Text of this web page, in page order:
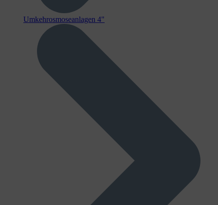
Umkehrosmoseanlagen 4"